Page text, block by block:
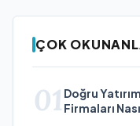
ÇOK
01 Doğru
Firmaları